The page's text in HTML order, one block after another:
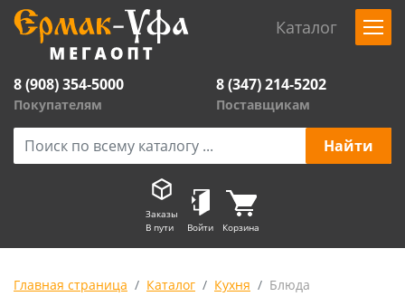
Каталог
8 (908) 354-5000
Покупателям
8 (347) 214-5202
Поставщикам
Заказы
В пути
Войти Корзина
Главная страница Каталог Кухня Блюда